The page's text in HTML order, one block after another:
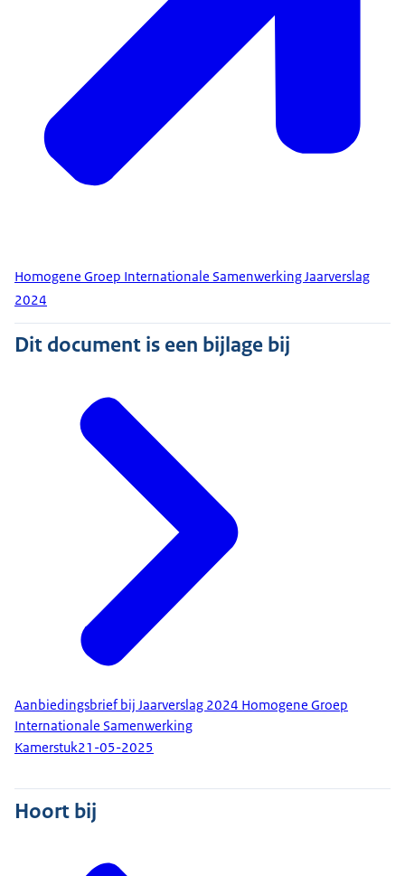
Homogene Groep Internationale Samenwerking Jaarverslag
2024
Dit document is een bijlage bij
Aanbiedingsbrief bij Jaarverslag 2024 Homogene Groep
Internationale Samenwerking
Kamerstuk21-05-2025
Hoort bij